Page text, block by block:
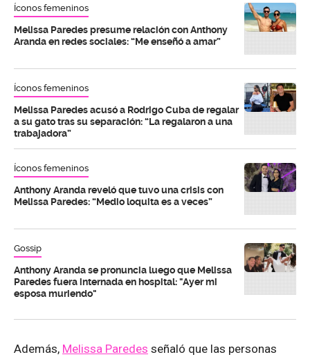
Íconos femeninos
Melissa Paredes presume relación con Anthony
Aranda en redes sociales: “Me enseñó a amar”
Íconos femeninos
Melissa Paredes acusó a Rodrigo Cuba de regalar
a su gato tras su separación: “La regalaron a una
trabajadora”
Íconos femeninos
Anthony Aranda reveló que tuvo una crisis con
Melissa Paredes: “Medio loquita es a veces”
Gossip
Anthony Aranda se pronuncia luego que Melissa
Paredes fuera internada en hospital: "Ayer mi
esposa muriendo"
Además, Melissa Paredes señaló que las personas